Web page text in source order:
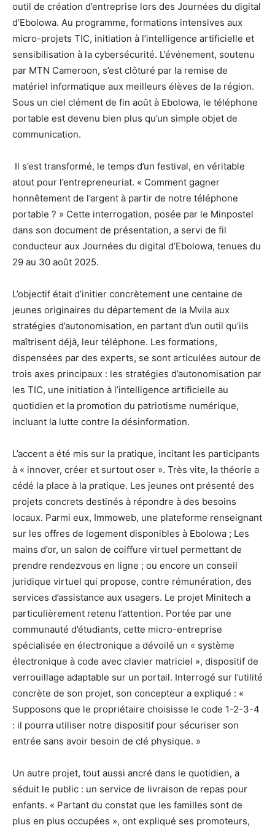
outil de création d’entreprise lors des Journées du digital
d’Ebolowa. Au programme, formations intensives aux
micro-projets TIC, initiation à l’intelligence artificielle et
sensibilisation à la cybersécurité. L’événement, soutenu
par MTN Cameroon, s’est clôturé par la remise de
matériel informatique aux meilleurs élèves de la région.
Sous un ciel clément de fin août à Ebolowa, le téléphone
portable est devenu bien plus qu’un simple objet de
communication.
Il s’est transformé, le temps d’un festival, en véritable
atout pour l’entrepreneuriat. « Comment gagner
honnêtement de l’argent à partir de notre téléphone
portable ? » Cette interrogation, posée par le Minpostel
dans son document de présentation, a servi de fil
conducteur aux Journées du digital d’Ebolowa, tenues du
29 au 30 août 2025.
L’objectif était d’initier concrètement une centaine de
jeunes originaires du département de la Mvila aux
stratégies d’autonomisation, en partant d’un outil qu’ils
maîtrisent déjà, leur téléphone. Les formations,
dispensées par des experts, se sont articulées autour de
trois axes principaux : les stratégies d’autonomisation par
les TIC, une initiation à l’intelligence artificielle au
quotidien et la promotion du patriotisme numérique,
incluant la lutte contre la désinformation.
L’accent a été mis sur la pratique, incitant les participants
à « innover, créer et surtout oser ». Très vite, la théorie a
cédé la place à la pratique. Les jeunes ont présenté des
projets concrets destinés à répondre à des besoins
locaux. Parmi eux, Immoweb, une plateforme renseignant
sur les offres de logement disponibles à Ebolowa ; Les
mains d’or, un salon de coiffure virtuel permettant de
prendre rendezvous en ligne ; ou encore un conseil
juridique virtuel qui propose, contre rémunération, des
services d’assistance aux usagers. Le projet Minitech a
particulièrement retenu l’attention. Portée par une
communauté d’étudiants, cette micro-entreprise
spécialisée en électronique a dévoilé un « système
électronique à code avec clavier matriciel », dispositif de
verrouillage adaptable sur un portail. Interrogé sur l’utilité
concrète de son projet, son concepteur a expliqué : «
Supposons que le propriétaire choisisse le code 1-2-3-4
: il pourra utiliser notre dispositif pour sécuriser son
entrée sans avoir besoin de clé physique. »
Un autre projet, tout aussi ancré dans le quotidien, a
séduit le public : un service de livraison de repas pour
enfants. « Partant du constat que les familles sont de
plus en plus occupées », ont expliqué ses promoteurs,